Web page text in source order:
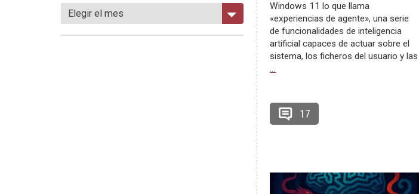
Windows 11 lo que llama
«experiencias de agente», una serie
de funcionalidades de inteligencia
artificial capaces de actuar sobre el
sistema, los ficheros del usuario y las
…
17
Elegir el mes